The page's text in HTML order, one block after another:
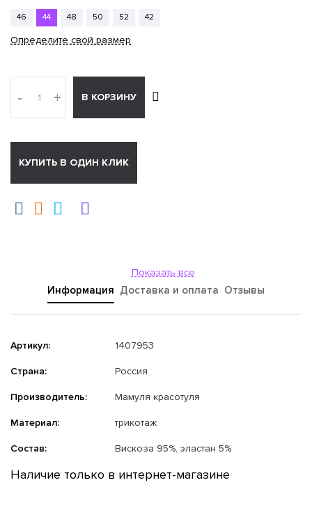
46 44 48 50 52 42
Определите свой размер
- + В КОРЗИНУ
КУПИТЬ В ОДИН КЛИК
Показать все
Информация Доставка и оплата Отзывы
Артикул: 1407953
Страна: Россия
Производитель: Мамуля красотуля
Материал: трикотаж
Состав: Вискоза 95%, эластан 5%
Наличие только в интернет-магазине